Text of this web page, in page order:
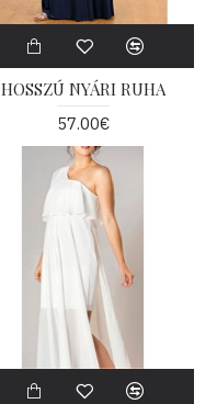
HOSSZÚ NYÁRI RUHA
57.00€